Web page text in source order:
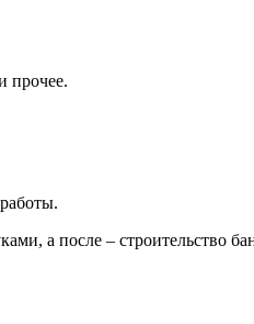
прочее.
а после – строительство